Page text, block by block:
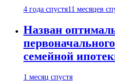
4 года спустя11 месяцев
Назван
семейной
1 месяц спустя